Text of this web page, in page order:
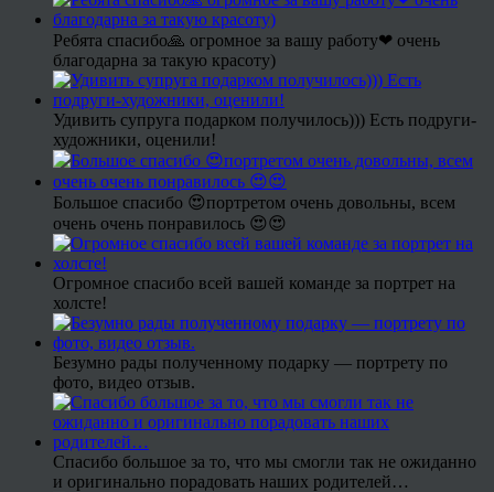
Ребята спасибо🙏 огромное за вашу работу❤ очень
благодарна за такую красоту)
Удивить супруга подарком получилось))) Есть подруги-
художники, оценили!
Большое спасибо 😍портретом очень довольны, всем
очень очень понравилось 😍😍
Огромное спасибо всей вашей команде за портрет на
холсте!
Безумно рады полученному подарку — портрету по
фото, видео отзыв.
Спасибо большое за то, что мы смогли так не ожиданно
и оригинально порадовать наших родителей…